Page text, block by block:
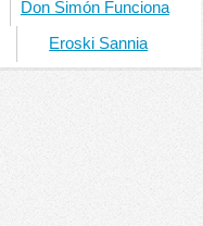
Don Simón Funciona
Eroski Sannia